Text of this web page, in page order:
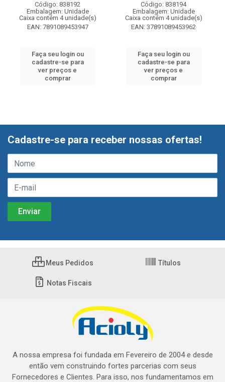
Código: 838192
Embalagem: Unidade
Caixa contém 4 unidade(s)
EAN: 7891089453947
Faça seu login ou
cadastre-se para
ver preços e
comprar
Código: 838194
Embalagem: Unidade
Caixa contém 4 unidade(s)
EAN: 37891089453962
Faça seu login ou
cadastre-se para
ver preços e
comprar
Cadastre-se para receber nossas ofertas!
Meus Pedidos Títulos
Notas Fiscais
A nossa empresa foi fundada em Fevereiro de 2004 e desde
então vem construindo fortes parcerias com seus
Fornecedores e Clientes. Para isso, nos fundamentamos em